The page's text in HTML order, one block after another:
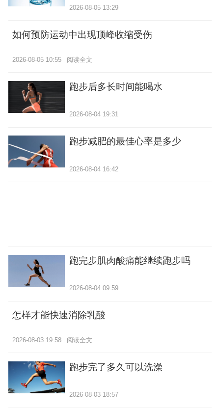
2026-08-05 13:29
如何预防运动中出现顶峰收缩受伤
2026-08-05 10:55 阅读全文
跑步后多长时间能喝水
2026-08-04 19:31
跑步减肥的最佳心率是多少
2026-08-04 16:42
跑完步肌肉酸痛能继续跑步吗
2026-08-04 09:59
怎样才能快速消除乳酸
2026-08-03 19:58 阅读全文
跑步完了多久可以洗澡
2026-08-03 18:57